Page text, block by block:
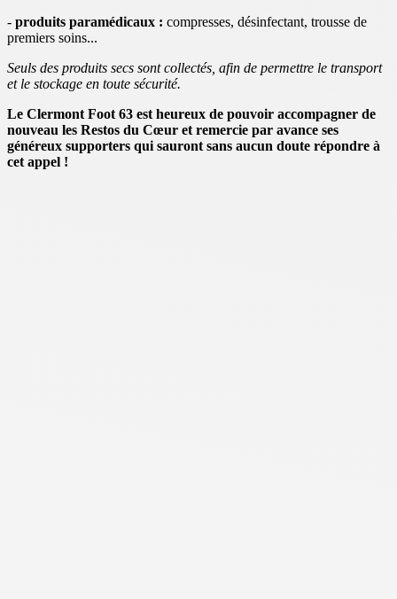
- produits paramédicaux : compresses, désinfectant, trousse de
premiers soins...
Seuls des produits secs sont collectés, afin de permettre le transport
et le stockage en toute sécurité.
Le Clermont Foot 63 est heureux de pouvoir accompagner de
nouveau les Restos du Cœur et remercie par avance ses
généreux supporters qui sauront sans aucun doute répondre à
cet appel !